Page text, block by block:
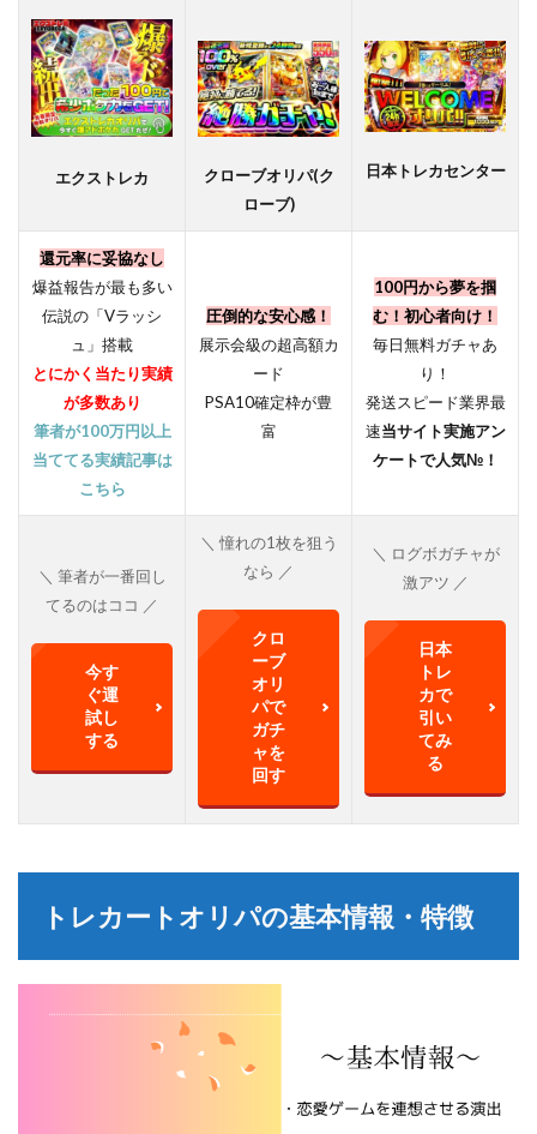
エクストレカ
クローブオリパ(ク
ローブ)
日本トレカセンター
還元率に妥協なし
爆益報告が最も多い
伝説の「Vラッシ
ュ」搭載
とにかく当たり実績
が多数あり
筆者が100万円以上
当ててる実績記事は
こちら
圧倒的な安心感！
展示会級の超高額カ
ード
PSA10確定枠が豊
富
100円から夢を掴
む！初心者向け！
毎日無料ガチャあ
り！
発送スピード業界最
速当サイト実施アン
ケートで人気№！
＼ 筆者が一番回し
てるのはココ ／
今す
ぐ運
試し
する
＼ 憧れの1枚を狙う
なら ／
クロ
ーブ
オリ
パで
ガチ
ャを
回す
＼ ログボガチャが
激アツ ／
日本
トレ
カで
引い
てみ
る
トレカートオリパの基本情報・特徴